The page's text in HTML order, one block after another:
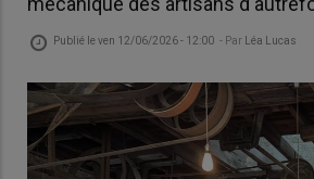
Publié leven 12/06/2026 - 12:00 - Par Léa Lucas